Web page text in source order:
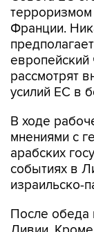
терроризмом
Франции.
рассмотрят
усилий ЕС в
В ходе
мнениями с
арабских
событиях в
израильско-
После обеда